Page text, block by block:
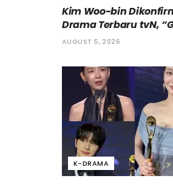
Kim Woo-bin
Drama Terbaru tvN,
AUGUST 5, 2026
K-DRAMA